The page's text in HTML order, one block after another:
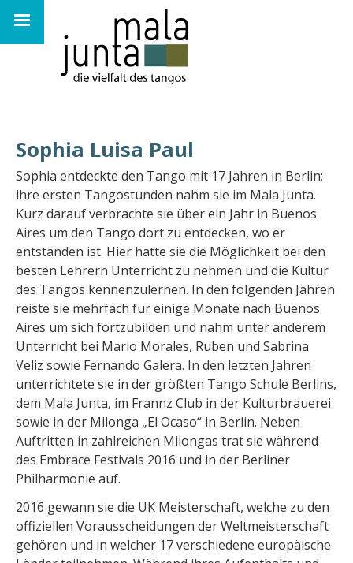
main
Sophia Luisa Paul
Sophia entdeckte den Tango mit 17 Jahren in Berlin;
ihre ersten Tangostunden nahm sie im Mala Junta.
Kurz darauf verbrachte sie über ein Jahr in Buenos
Aires um den Tango dort zu entdecken, wo er
entstanden ist. Hier hatte sie die Möglichkeit bei den
besten Lehrern Unterricht zu nehmen und die Kultur
des Tangos kennenzulernen. In den folgenden Jahren
reiste sie mehrfach für einige Monate nach Buenos
Aires um sich fortzubilden und nahm unter anderem
Unterricht bei Mario Morales, Ruben und Sabrina
Veliz sowie Fernando Galera. In den letzten Jahren
unterrichtete sie in der größten Tango Schule Berlins,
dem Mala Junta, im Frannz Club in der Kulturbrauerei
sowie in der Milonga „El Ocaso“ in Berlin. Neben
Auftritten in zahlreichen Milongas trat sie während
des Embrace Festivals 2016 und in der Berliner
Philharmonie auf.
2016 gewann sie die UK Meisterschaft, welche zu den
offiziellen Vorausscheidungen der Weltmeisterschaft
gehören und in welcher 17 verschiedene europäische